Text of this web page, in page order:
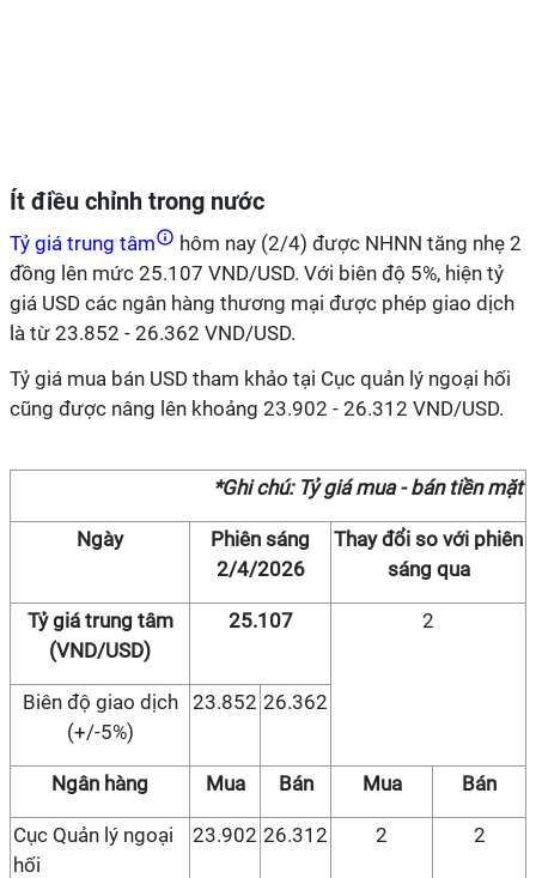
Ít điều chỉnh trong nước
Tỷ giá trung tâm
hôm nay (2/4) được NHNN tăng nhẹ 2
đồng lên mức 25.107 VND/USD. Với biên độ 5%, hiện tỷ
giá USD các ngân hàng thương mại được phép giao dịch
là từ 23.852 - 26.362 VND/USD.
Tỷ giá mua bán USD tham khảo tại Cục quản lý ngoại hối
cũng được nâng lên khoảng 23.902 - 26.312 VND/USD.
*Ghi chú: Tỷ giá mua - bán tiền mặt
Ngày
Phiên sáng
2/4/2026
Thay đổi so với phiên
sáng qua
Tỷ giá trung tâm
(VND/USD)
25.107 2
Biên độ giao dịch
(+/-5%)
23.852 26.362
Ngân hàng Mua Bán Mua Bán
Cục Quản lý ngoại
hối
23.902 26.312 2 2